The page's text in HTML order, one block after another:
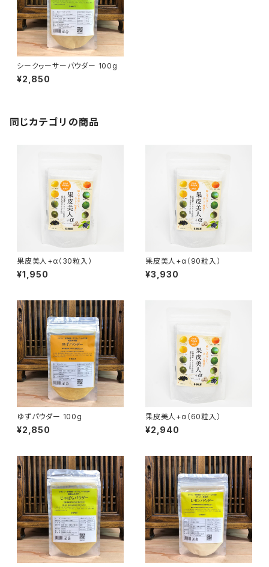
シークヮーサーパウダー 100g
¥2,850
同じカテゴリの商品
果皮美人+α（30粒入）
¥1,950
果皮美人+α（90粒入）
¥3,930
ゆずパウダー 100g
¥2,850
果皮美人+α（60粒入）
¥2,940